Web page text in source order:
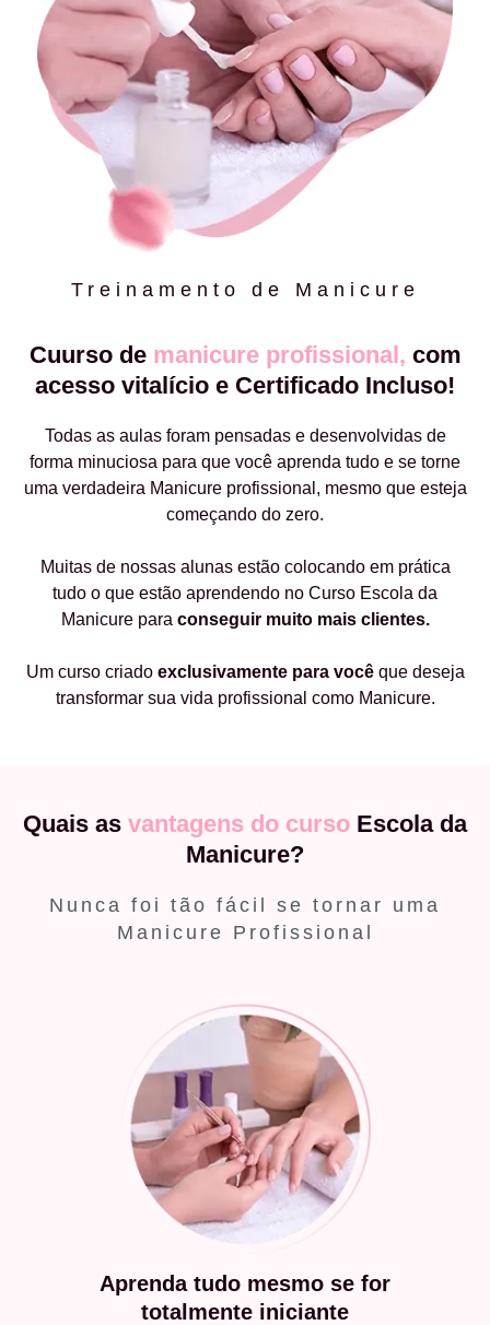
Treinamento de Manicure
Cuurso de manicure profissional, com
acesso vitalício e Certificado Incluso!
Todas as aulas foram pensadas e desenvolvidas de
forma minuciosa para que você aprenda tudo e se torne
uma verdadeira Manicure profissional, mesmo que esteja
começando do zero.
Muitas de nossas alunas estão colocando em prática
tudo o que estão aprendendo no Curso Escola da
Manicure para conseguir muito mais clientes.
Um curso criado exclusivamente para vocêque deseja
transformar sua vida profissional como Manicure.
Quais as vantagens do curso Escola da
Manicure?
Nunca foi tão fácil se tornar uma
Manicure Profissional
Aprenda tudo mesmo se for
totalmente iniciante